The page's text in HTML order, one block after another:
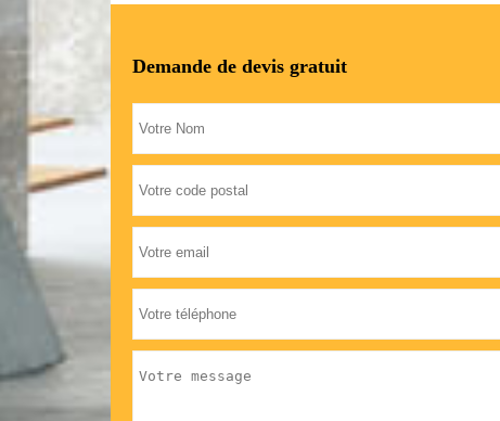
Demande de devis gratuit